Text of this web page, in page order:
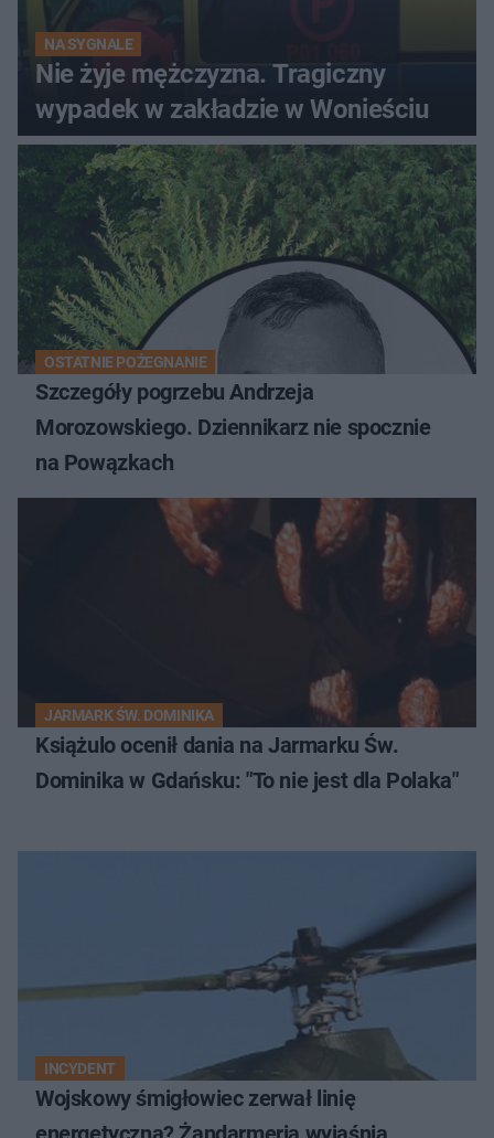
NA SYGNALE
Nie żyje mężczyzna. Tragiczny
wypadek w zakładzie w Wonieściu
OSTATNIE POŻEGNANIE
Szczegóły pogrzebu Andrzeja
Morozowskiego. Dziennikarz nie spocznie
na Powązkach
JARMARK ŚW. DOMINIKA
Książulo ocenił dania na Jarmarku Św.
Dominika w Gdańsku: "To nie jest dla Polaka"
INCYDENT
Wojskowy śmigłowiec zerwał linię